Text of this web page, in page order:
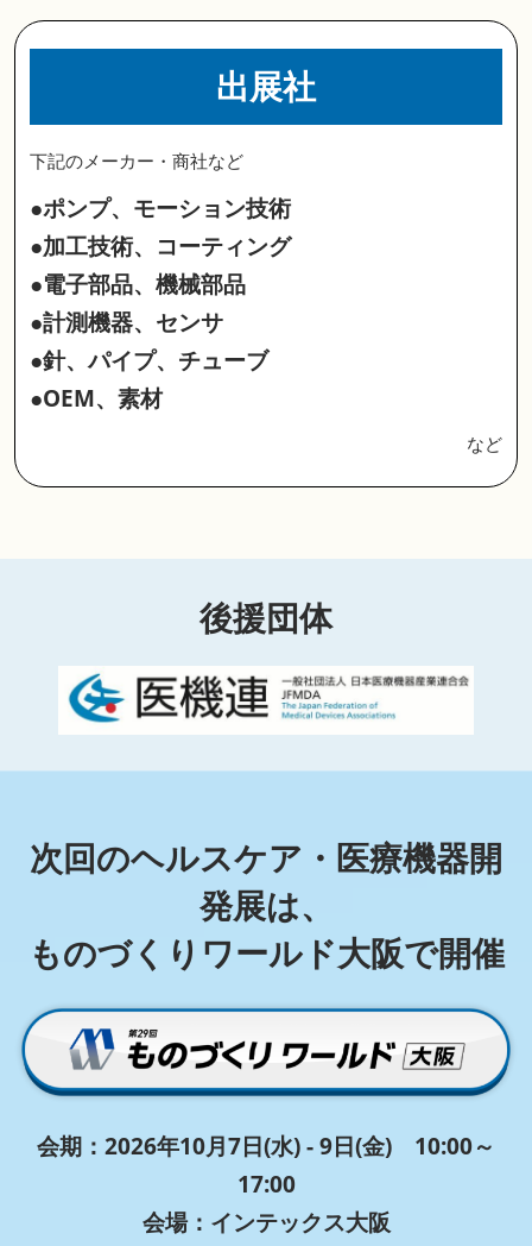
出展社
下記のメーカー・商社など
●ポンプ、モーション技術
●加工技術、コーティング
●電子部品、機械部品
●計測機器、センサ
●針、パイプ、チューブ
●OEM、素材
など
後援団体
次回のヘルスケア・医療機器開
発展は、
ものづくりワールド大阪で開催
会期：2026年10月7日(水) - 9日(金) 10:00～
17:00
会場：インテックス大阪